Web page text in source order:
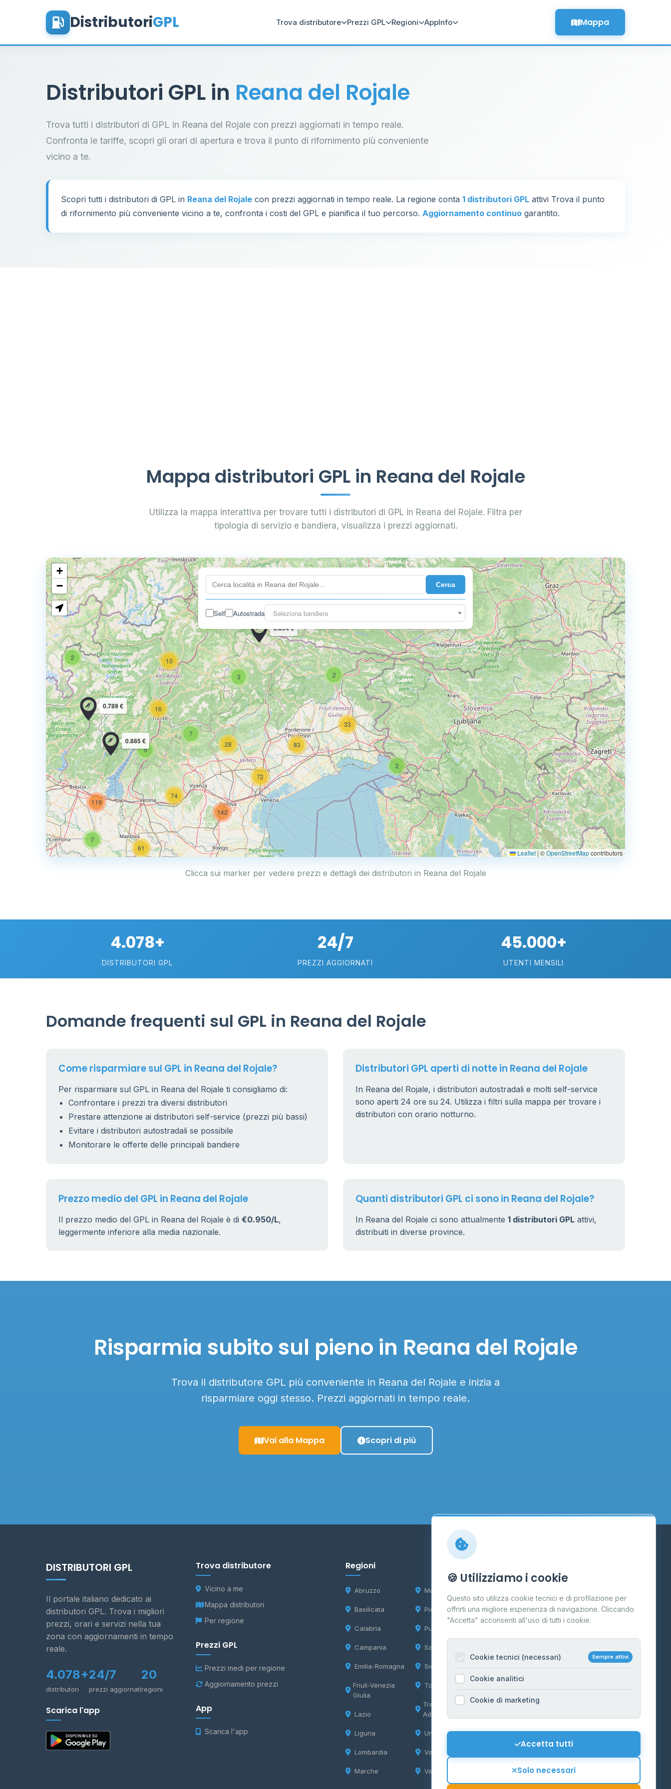
DistributoriGPL Trova distributore Prezzi GPL Regioni AppInfo Mappa
Distributori GPL in Reana del Rojale
Trova tutti i distributori di GPL in Reana del Rojale con prezzi aggiornati in tempo reale.
Confronta le tariffe, scopri gli orari di apertura e trova il punto di rifornimento più conveniente
vicino a te.
Scopri tutti i distributori di GPL in Reana del Rojale con prezzi aggiornati in tempo reale. La regione conta 1 distributori GPL attivi Trova il punto
di rifornimento più conveniente vicino a te, confronta i costi del GPL e pianifica il tuo percorso. Aggiornamento continuo garantito.
Mappa distributori GPL in Reana del Rojale
Utilizza la mappa interattiva per trovare tutti i distributori di GPL in Reana del Rojale. Filtra per
tipologia di servizio e bandiera, visualizza i prezzi aggiornati.
Cerca
Self Autostrada Seleziona bandiera
2
2
33
2
7
72
83
3
28
16
10
29
5
4
7
119
2
14
74
61
142
67
2
113
26
0.894 €
0.885 €
0.789 €
0.769 €
+
−
Leaflet | ©OpenStreetMapcontributors
Clicca sui marker per vedere prezzi e dettagli dei distributori in Reana del Rojale
4.078+
DISTRIBUTORI GPL
24/7
PREZZI AGGIORNATI
45.000+
UTENTI MENSILI
Domande frequenti sul GPL in Reana del Rojale
Come risparmiare sul GPL in Reana del Rojale?
Per risparmiare sul GPL in Reana del Rojale ti consigliamo di:
Confrontare i prezzi tra diversi distributori
Prestare attenzione ai distributori self-service (prezzi più bassi)
Evitare i distributori autostradali se possibile
Monitorare le offerte delle principali bandiere
Distributori GPL aperti di notte in Reana del Rojale
In Reana del Rojale, i distributori autostradali e molti self-service
sono aperti 24 ore su 24. Utilizza i filtri sulla mappa per trovare i
distributori con orario notturno.
Prezzo medio del GPL in Reana del Rojale
Il prezzo medio del GPL in Reana del Rojale è di €0.950/L,
leggermente inferiore alla media nazionale.
Quanti distributori GPL ci sono in Reana del Rojale?
In Reana del Rojale ci sono attualmente 1 distributori GPL attivi,
distribuiti in diverse province.
Risparmia subito sul pieno in Reana del Rojale
Trova il distributore GPL più conveniente in Reana del Rojale e inizia a
risparmiare oggi stesso. Prezzi aggiornati in tempo reale.
Vai alla Mappa Scopri di più
DISTRIBUTORI GPL
Il portale italiano dedicato ai
distributori GPL. Trova i migliori
prezzi, orari e servizi nella tua
zona con aggiornamenti in tempo
reale.
4.078+
distributori
24/7
prezzi aggiornati
20
regioni
Scarica l'app
Trova distributore
Vicino a me
Mappa distributori
Per regione
Prezzi GPL
Prezzi medi per regione
Aggiornamento prezzi
App
Scarica l'app
Regioni
Abruzzo
Basilicata
Calabria
Campania
Emilia-Romagna
Friuli-Venezia
Giulia
Lazio
Liguria
Lombardia
Marche
Molise
Piemonte
Puglia
Sardegna
Sicilia
Toscana
Trentino-Alto
Adige
Umbria
Valle d'Aosta
Veneto
Contatti
Per gestori
Informazioni legali
Privacy Policy
Cookie Policy
Mappa del sito
Contattaci
🍪 Utilizziamo i cookie
Questo sito utilizza cookie tecnici e di profilazione per
offrirti una migliore esperienza di navigazione. Cliccando
"Accetta" acconsenti all'uso di tutti i cookie.
Cookie tecnici (necessari) Sempre attivi
Cookie analitici
Cookie di marketing
Accetta tutti
Solo necessari